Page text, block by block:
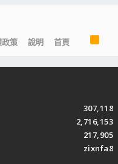
政策 說明 首頁
S
307,118
2,716,153
217,905
zixnfa8